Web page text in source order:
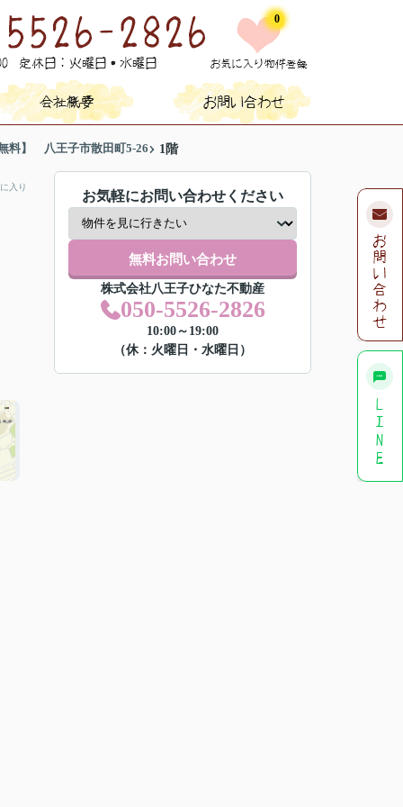
0
料】 八王子市散田町5-26 1階
入り
お気軽にお問い合わせください
無料お問い合わせ
株式会社八王子ひなた不動産
050-5526-2826
10:00～19:00
（休：火曜日・水曜日）